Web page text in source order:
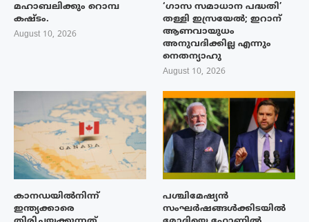
മഹാബലിക്കും റൊമ്പ
കഷ്ടം.
August 10, 2026
‘ഗാസ സമാധാന പദ്ധതി’
തള്ളി ഇസ്രയേൽ; ഇറാന്
ആണവായുധം
അനുവദിക്കില്ല എന്നും
നെതന്യാഹു
August 10, 2026
കാനഡയിൽനിന്ന്
ഇന്ത്യക്കാരെ
പശ്ചിമേഷ്യന്‍
സംഘര്‍ഷങ്ങള്‍ക്കിടയിൽ